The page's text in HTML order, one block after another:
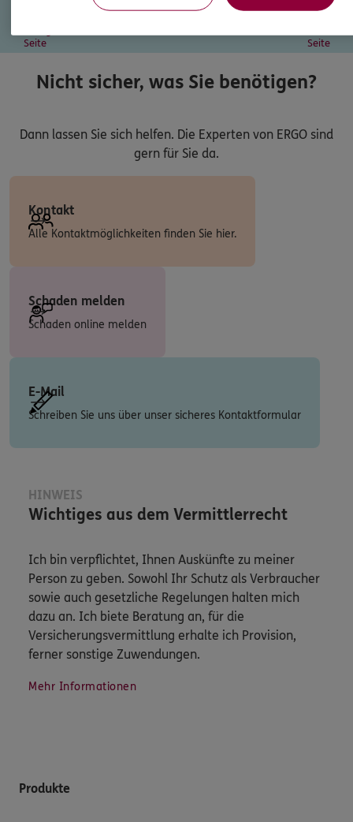
Seite
Seite
Nicht sicher, was Sie benötigen?
Dann lassen Sie sich helfen. Die Experten von ERGO sind
gern für Sie da.
Kontakt
Alle Kontaktmöglichkeiten finden Sie hier.
Schaden melden
Schaden online melden
E-Mail
Schreiben Sie uns über unser sicheres Kontaktformular
HINWEIS
Wichtiges aus dem Vermittlerrecht
Ich bin verpflichtet, Ihnen Auskünfte zu meiner
Person zu geben. Sowohl Ihr Schutz als Verbraucher
sowie auch gesetzliche Regelungen halten mich
dazu an. Ich biete Beratung an, für die
Versicherungsvermittlung erhalte ich Provision,
ferner sonstige Zuwendungen.
Mehr Informationen
Produkte